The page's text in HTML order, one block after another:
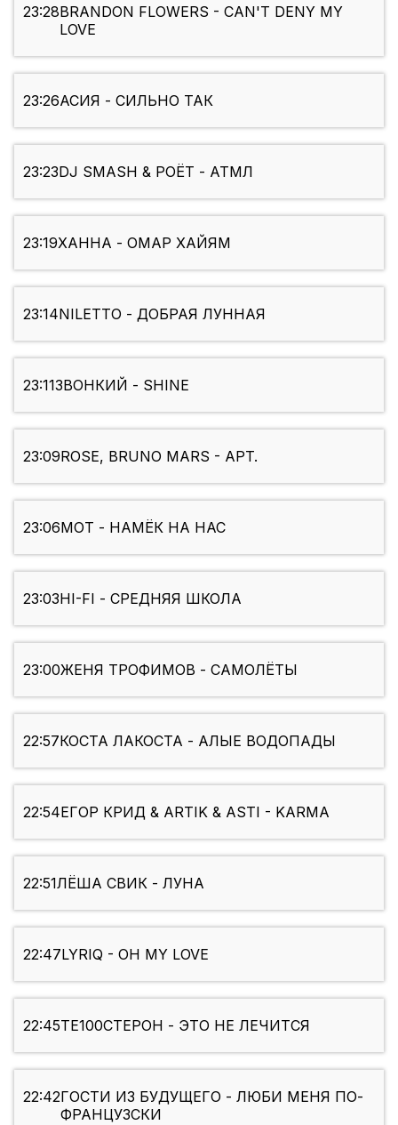
23:28BRANDON FLOWERS - CAN'T DENY MY
LOVE
23:26АСИЯ - СИЛЬНО ТАК
23:23DJ SMASH & POЁТ - АТМЛ
23:19ХАННА - ОМАР ХАЙЯМ
23:14NILETTO - ДОБРАЯ ЛУННАЯ
23:11ЗВОНКИЙ - SHINE
23:09ROSE, BRUNO MARS - APT.
23:06МОТ - НАМЁК НА НАС
23:03HI-FI - СРЕДНЯЯ ШКОЛА
23:00ЖЕНЯ ТРОФИМОВ - САМОЛЁТЫ
22:57КОСТА ЛАКОСТА - АЛЫЕ ВОДОПАДЫ
22:54ЕГОР КРИД & ARTIK & ASTI - KARMA
22:51ЛЁША СВИК - ЛУНА
22:47LYRIQ - OH MY LOVE
22:45ТЕ100СТЕРОН - ЭТО НЕ ЛЕЧИТСЯ
22:42ГОСТИ ИЗ БУДУЩЕГО - ЛЮБИ МЕНЯ ПО-
ФРАНЦУЗСКИ